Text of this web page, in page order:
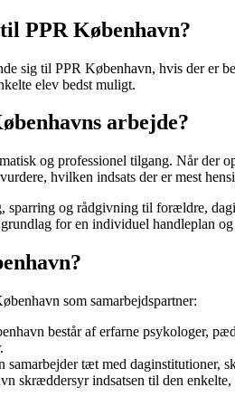
PPR København?
sig til PPR København, hvis der er
elev bedst muligt.
arbejde?
og professionel tilgang. Når
hvilken indsats der er mest
og rådgivning til forældre,
for en individuel handleplan
som samarbejdspartner:
består af erfarne psykologer,
tæt med daginstitutioner,
skræddersyr indsatsen til den enkelte,